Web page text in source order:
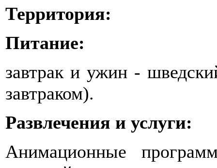
Территория:
Питание:
завтрак и ужин -
завтраком).
Развлечения и услуги:
Анимационные